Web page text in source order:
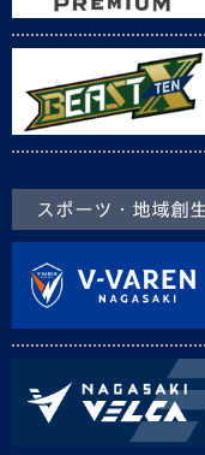
スポーツ・地域創